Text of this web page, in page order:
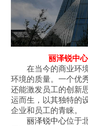
丽泽锐中
在当今的商业环
环境的质量。一个优
还能激发员工的创新
运而生，以其独特的
企业和员工的青睐。
丽泽锐中心位于